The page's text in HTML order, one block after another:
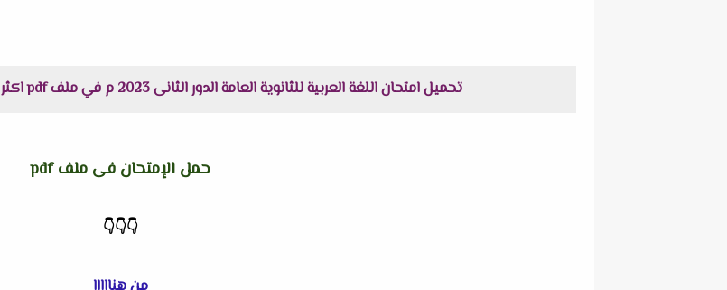
تحميل امتحان اللغة العربية للثانوية العامة الدور الثانى 2023 م في ملف pdf اكثر وضوحاً جاهز للطباعة عبر الرابط التالى :
حمل الإمتحان فى ملف pdf
👇
👇
👇